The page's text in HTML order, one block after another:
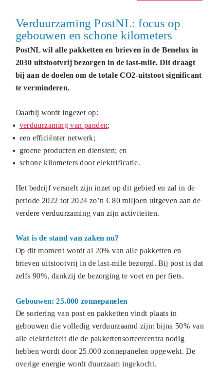
Verduurzaming PostNL: focus op
gebouwen en schone kilometers
PostNL wil alle pakketten en brieven in de Benelux in
2030 uitstootvrij bezorgen in de last-mile. Dit draagt
bij aan de doelen om de totale CO2-uitstoot significant
te verminderen.
Daarbij wordt ingezet op:
verduurzaming van panden;
een efficiënter netwerk;
groene producten en diensten; en
schone kilometers door elektrificatie.
Het bedrijf versnelt zijn inzet op dit gebied en zal in de
periode 2022 tot 2024 zo’n € 80 miljoen uitgeven aan de
verdere verduurzaming van zijn activiteiten.
Wat is de stand van zaken nu?
Op dit moment wordt al 20% van alle pakketten en
brieven uitstootvrij in de last-mile bezorgd. Bij post is dat
zelfs 90%, dankzij de bezorging te voet en per fiets.
Gebouwen: 25.000 zonnepanelen
De sortering van post en pakketten vindt plaats in
gebouwen die volledig verduurzaamd zijn: bijna 50% van
alle elektriciteit die de pakkettensorteercentra nodig
hebben wordt door 25.000 zonnepanelen opgewekt. De
overige energie wordt duurzaam ingekocht.